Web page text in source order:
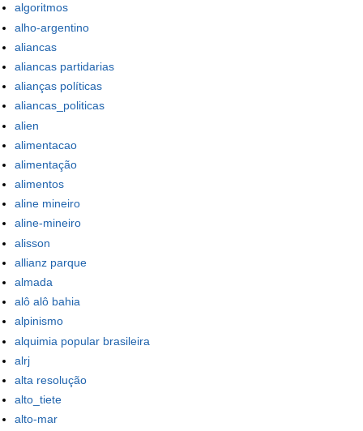
algoritmos
alho-argentino
aliancas
aliancas partidarias
alianças políticas
aliancas_politicas
alien
alimentacao
alimentação
alimentos
aline mineiro
aline-mineiro
alisson
allianz parque
almada
alô alô bahia
alpinismo
alquimia popular brasileira
alrj
alta resolução
alto_tiete
alto-mar